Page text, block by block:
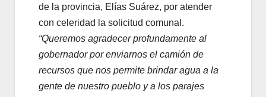
de la provincia, Elías Suárez, por atender
con celeridad la solicitud comunal.
“Queremos agradecer profundamente al
gobernador por enviarnos el camión de
recursos que nos permite brindar agua a la
gente de nuestro pueblo y a los parajes